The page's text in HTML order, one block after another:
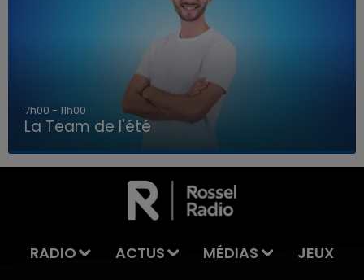
LA TEAM DE L'ÉTÉ
7h00 - 11h00
La Team de l'été
RADIO ACTUS MÉDIAS
JEUX